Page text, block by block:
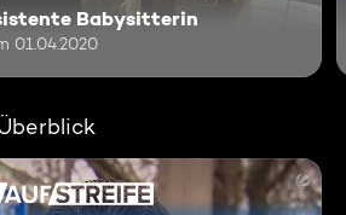
Babysitterin
01.04.2020